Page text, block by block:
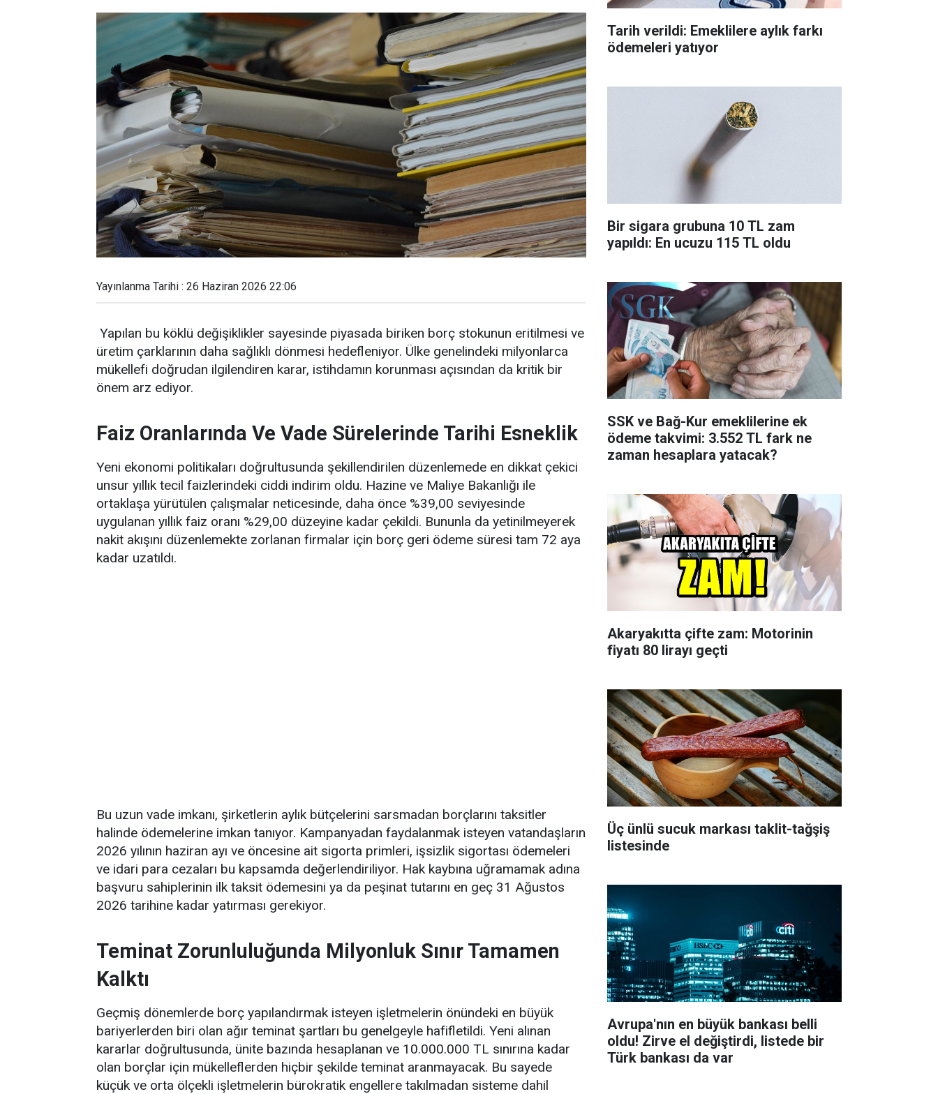
Yayınlanma Tarihi : 26 Haziran 2026 22:06
Yapılan bu köklü değişiklikler sayesinde piyasada biriken borç stokunun eritilmesi ve
üretim çarklarının daha sağlıklı dönmesi hedefleniyor. Ülke genelindeki milyonlarca
mükellefi doğrudan ilgilendiren karar, istihdamın korunması açısından da kritik bir
önem arz ediyor.
Faiz Oranlarında Ve Vade Sürelerinde Tarihi Esneklik
Yeni ekonomi politikaları doğrultusunda şekillendirilen düzenlemede en dikkat çekici
unsur yıllık tecil faizlerindeki ciddi indirim oldu. Hazine ve Maliye Bakanlığı ile
ortaklaşa yürütülen çalışmalar neticesinde, daha önce %39,00 seviyesinde
uygulanan yıllık faiz oranı %29,00 düzeyine kadar çekildi. Bununla da yetinilmeyerek
nakit akışını düzenlemekte zorlanan firmalar için borç geri ödeme süresi tam 72 aya
kadar uzatıldı.
Bu uzun vade imkanı, şirketlerin aylık bütçelerini sarsmadan borçlarını taksitler
halinde ödemelerine imkan tanıyor. Kampanyadan faydalanmak isteyen vatandaşların
2026 yılının haziran ayı ve öncesine ait sigorta primleri, işsizlik sigortası ödemeleri
ve idari para cezaları bu kapsamda değerlendiriliyor. Hak kaybına uğramamak adına
başvuru sahiplerinin ilk taksit ödemesini ya da peşinat tutarını en geç 31 Ağustos
2026 tarihine kadar yatırması gerekiyor.
Teminat Zorunluluğunda Milyonluk Sınır Tamamen
Kalktı
Geçmiş dönemlerde borç yapılandırmak isteyen işletmelerin önündeki en büyük
bariyerlerden biri olan ağır teminat şartları bu genelgeyle hafifletildi. Yeni alınan
kararlar doğrultusunda, ünite bazında hesaplanan ve 10.000.000 TL sınırına kadar
olan borçlar için mükelleflerden hiçbir şekilde teminat aranmayacak. Bu sayede
küçük ve orta ölçekli işletmelerin bürokratik engellere takılmadan sisteme dahil
Tarih verildi: Emeklilere aylık farkı
ödemeleri yatıyor
Bir sigara grubuna 10 TL zam
yapıldı: En ucuzu 115 TL oldu
SSK ve Bağ-Kur emeklilerine ek
ödeme takvimi: 3.552 TL fark ne
zaman hesaplara yatacak?
Akaryakıtta çifte zam: Motorinin
fiyatı 80 lirayı geçti
Üç ünlü sucuk markası taklit-tağşiş
listesinde
Avrupa'nın en büyük bankası belli
oldu! Zirve el değiştirdi, listede bir
Türk bankası da var